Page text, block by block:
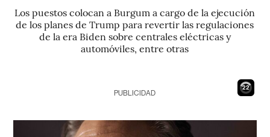
Los puestos colocan a Burgum a cargo de la ejecución
de los planes de Trump para revertir las regulaciones
de la era Biden sobre centrales eléctricas y
automóviles, entre otras
21
PUBLICIDAD